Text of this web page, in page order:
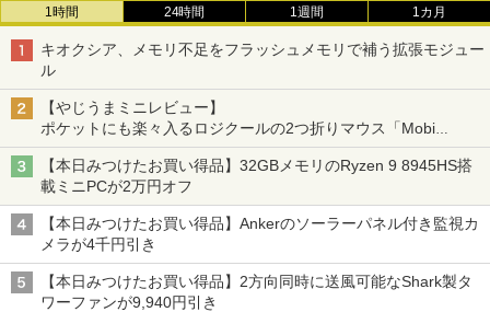
1時間 24時間 1週間 1カ月
キオクシア、メモリ不足をフラッシュメモリで補う拡張モジュー
ル
【やじうまミニレビュー】
ポケットにも楽々入るロジクールの2つ折りマウス「Mobi
Fold」。その気になるギミックとは？
【本日みつけたお買い得品】32GBメモリのRyzen 9 8945HS搭
載ミニPCが2万円オフ
【本日みつけたお買い得品】Ankerのソーラーパネル付き監視カ
メラが4千円引き
【本日みつけたお買い得品】2方向同時に送風可能なShark製タ
ワーファンが9,940円引き